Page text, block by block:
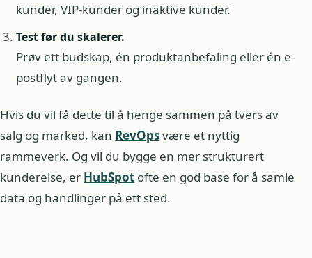
kunder, VIP-kunder og inaktive kunder.
Test før du skalerer.
Prøv ett budskap, én produktanbefaling eller én e-
postflyt av gangen.
Hvis du vil få dette til å henge sammen på tvers av
salg og marked, kan RevOpsvære et nyttig
rammeverk. Og vil du bygge en mer strukturert
kundereise, er HubSpot ofte en god base for å samle
data og handlinger på ett sted.